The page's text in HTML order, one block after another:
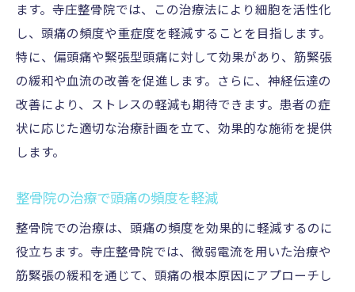
ます。寺庄整骨院では、この治療法により細胞を活性化
し、頭痛の頻度や重症度を軽減することを目指します。
特に、偏頭痛や緊張型頭痛に対して効果があり、筋緊張
の緩和や血流の改善を促進します。さらに、神経伝達の
改善により、ストレスの軽減も期待できます。患者の症
状に応じた適切な治療計画を立て、効果的な施術を提供
します。
整骨院の治療で頭痛の頻度を軽減
整骨院での治療は、頭痛の頻度を効果的に軽減するのに
役立ちます。寺庄整骨院では、微弱電流を用いた治療や
筋緊張の緩和を通じて、頭痛の根本原因にアプローチし